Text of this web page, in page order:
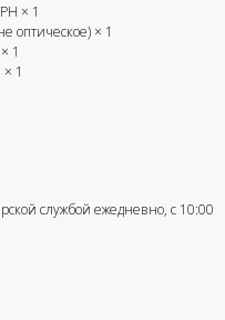
× 1
оптическое) × 1
1
1
службой ежедневно, с 10:00